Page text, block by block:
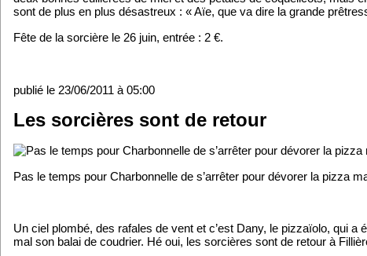
sont de plus en plus désastreux : « Aïe, que va dire la grande
Fête de la sorcière le 26 juin, entrée : 2 €.
publié le 23/06/2011 à 05:00
Les sorcières sont de retour
Pas le temps pour Charbonnelle de s’arrêter pour dévorer la pizza
Un ciel plombé, des rafales de vent et c’est Dany, le pizzaïolo, qui
mal son balai de coudrier. Hé oui, les sorcières sont de retour à